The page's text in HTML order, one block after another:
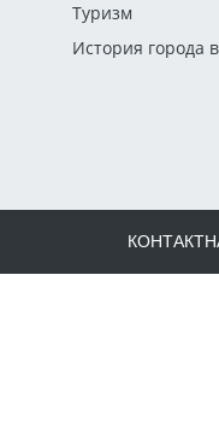
Туризм
История города